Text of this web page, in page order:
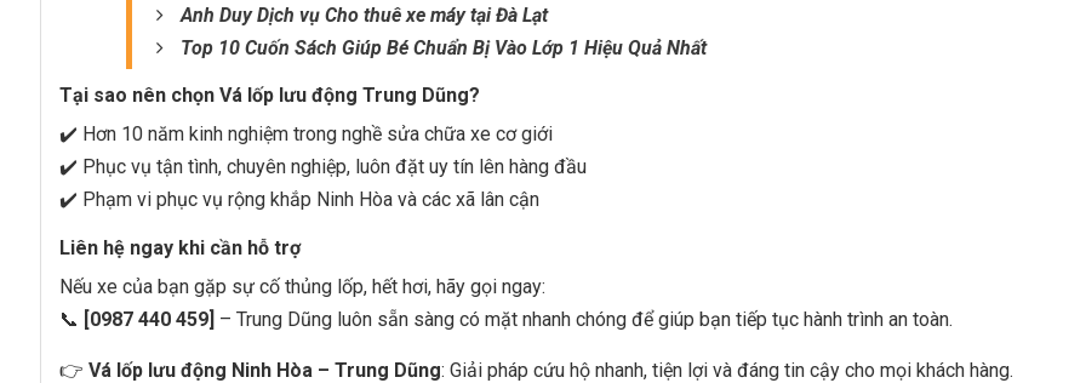
Anh Duy Dịch vụ Cho thuê xe máy tại Đà Lạt
Top 10 Cuốn Sách Giúp Bé Chuẩn Bị Vào Lớp 1 Hiệu Quả Nhất
Tại sao nên chọn Vá lốp lưu động Trung Dũng?
✔️ Hơn 10 năm kinh nghiệm trong nghề sửa chữa xe cơ giới
✔️ Phục vụ tận tình, chuyên nghiệp, luôn đặt uy tín lên hàng đầu
✔️ Phạm vi phục vụ rộng khắp Ninh Hòa và các xã lân cận
Liên hệ ngay khi cần hỗ trợ
Nếu xe của bạn gặp sự cố thủng lốp, hết hơi, hãy gọi ngay:
📞 [0987 440 459] – Trung Dũng luôn sẵn sàng có mặt nhanh chóng để giúp bạn tiếp tục hành trình an toàn.
👉 Vá lốp lưu động Ninh Hòa – Trung Dũng: Giải pháp cứu hộ nhanh, tiện lợi và đáng tin cậy cho mọi khách hàng.